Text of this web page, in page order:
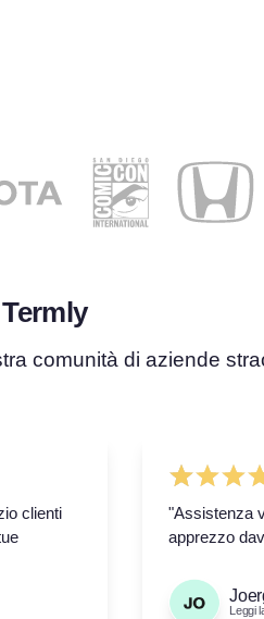
comunità di aziende
clienti
"Assistenza
apprezzo
Leggi